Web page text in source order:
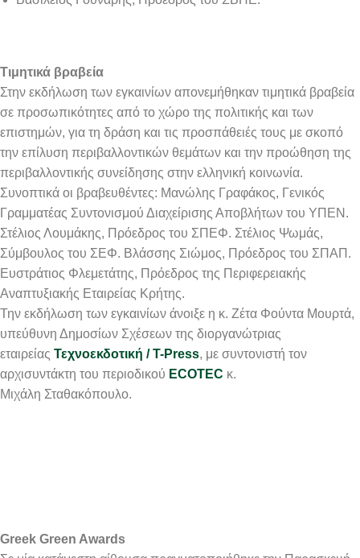
Τιμητικά βραβεία
Στην εκδήλωση των εγκαινίων απονεμήθηκαν τιμητικά βραβεία
σε προσωπικότητες από το χώρο της πολιτικής και των
επιστημών, για τη δράση και τις προσπάθειές τους με σκοπό
την επίλυση περιβαλλοντικών θεμάτων και την προώθηση της
περιβαλλοντικής συνείδησης στην ελληνική κοινωνία.
Συνοπτικά οι βραβευθέντες: Μανώλης Γραφάκος, Γενικός
Γραμματέας Συντονισμού Διαχείρισης Αποβλήτων του ΥΠΕΝ.
Στέλιος Λουμάκης, Πρόεδρος του ΣΠΕΦ. Στέλιος Ψωμάς,
Σύμβουλος του ΣΕΦ. Βλάσσης Σιώμος, Πρόεδρος του ΣΠΑΠ.
Ευστράτιος Φλεμετάτης, Πρόεδρος της Περιφερειακής
Αναπτυξιακής Εταιρείας Κρήτης.
Την εκδήλωση των εγκαινίων άνοιξε η κ. Ζέτα Φούντα Μουρτά,
υπεύθυνη Δημοσίων Σχέσεων της διοργανώτριας
εταιρείας Τεχνοεκδοτική / T-Press, με συντονιστή τον
αρχισυντάκτη του περιοδικού ECOTEC κ.
Μιχάλη Σταθακόπουλο.
Greek Green Awards